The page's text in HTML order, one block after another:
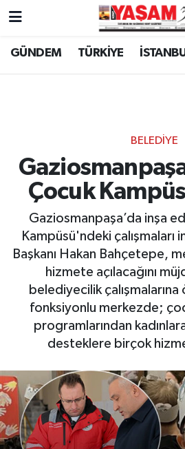
GÜNDEM TÜRKİYE
BELEDİYE
Çocuk
Gaziosmanpaşa’da inşa
Kampüsü'ndeki çalışmaları
Başkanı Hakan Bahçetepe,
hizmete açılacağını
belediyecilik
fonksiyonlu merkezde;
programlarından
desteklere birçok